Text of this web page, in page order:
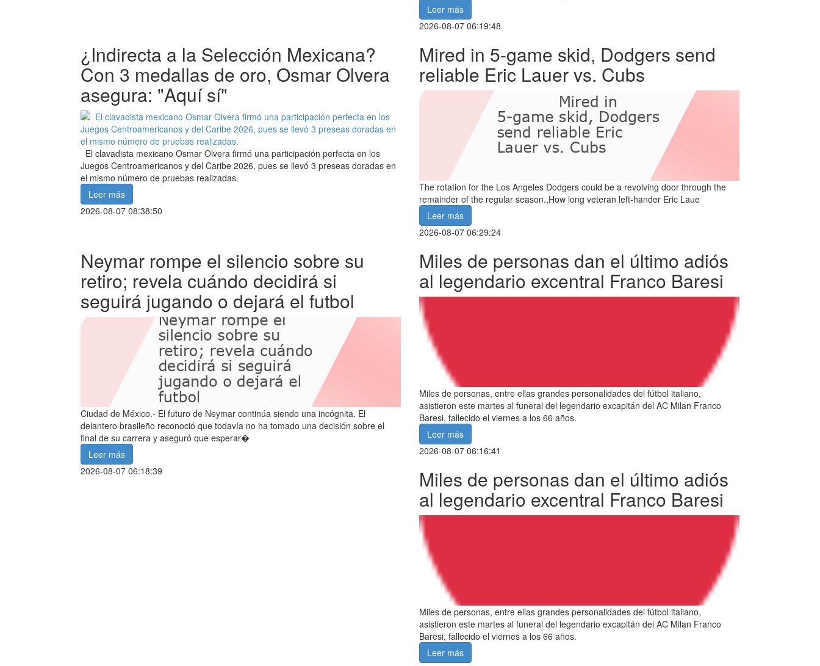
Leer más
2026-08-07 06:19:48
¿Indirecta a la Selección Mexicana?
Con 3 medallas de oro, Osmar Olvera
asegura: "Aquí sí"
El clavadista mexicano Osmar Olvera firmó una participación perfecta en los
Juegos Centroamericanos y del Caribe 2026, pues se llevó 3 preseas doradas en
el mismo número de pruebas realizadas.
Leer más
2026-08-07 08:38:50
Mired in 5-game skid, Dodgers send
reliable Eric Lauer vs. Cubs
The rotation for the Los Angeles Dodgers could be a revolving door through the
remainder of the regular season.,How long veteran left-hander Eric Laue
Leer más
2026-08-07 06:29:24
Neymar rompe el silencio sobre su
retiro; revela cuándo decidirá si
seguirá jugando o dejará el futbol
Ciudad de México.- El futuro de Neymar continúa siendo una incógnita. El
delantero brasileño reconoció que todavía no ha tomado una decisión sobre el
final de su carrera y aseguró que esperar�
Leer más
2026-08-07 06:18:39
Miles de personas dan el último adiós
al legendario excentral Franco Baresi
Miles de personas, entre ellas grandes personalidades del fútbol italiano,
asistieron este martes al funeral del legendario excapitán del AC Milan Franco
Baresi, fallecido el viernes a los 66 años.
Leer más
2026-08-07 06:16:41
Miles de personas dan el último adiós
al legendario excentral Franco Baresi
Miles de personas, entre ellas grandes personalidades del fútbol italiano,
asistieron este martes al funeral del legendario excapitán del AC Milan Franco
Baresi, fallecido el viernes a los 66 años.
Leer más